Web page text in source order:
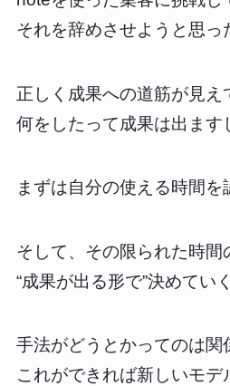
それを辞めさせようと思っ
正しく成果への道筋が見え
何をしたって成果は出ます
まずは自分の使える時間を
そして、その限られた時間
“成果が出る形で”決めていく
手法がどうとかってのは関
これができれば新しいモデ